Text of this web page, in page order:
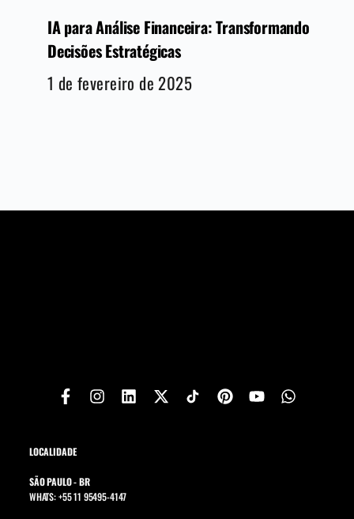
IA para Análise Financeira: Transformando
Decisões Estratégicas
1 de fevereiro de 2025
LOCALIDADE
SÃO PAULO - BR
WHATS: +55 11 95495-4147